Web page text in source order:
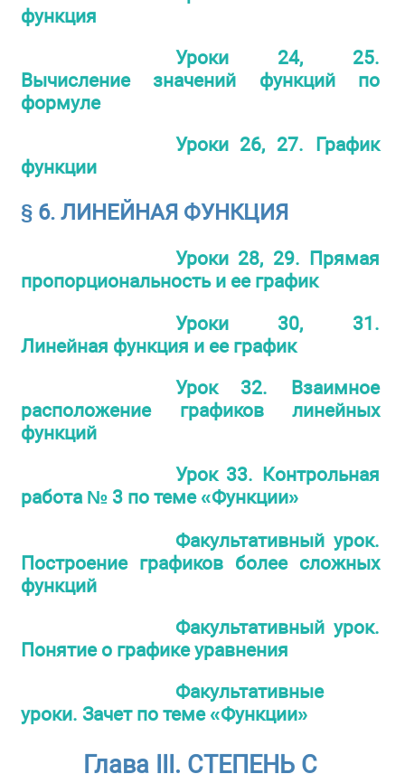
функция
Уроки 24, 25.
Вычисление значений функций по
формуле
Уроки 26, 27. График
функции
§ 6. ЛИНЕЙНАЯ ФУНКЦИЯ
Уроки 28, 29. Прямая
пропорциональность и ее график
Уроки 30, 31.
Линейная функция и ее график
Урок 32. Взаимное
расположение графиков линейных
функций
Урок 33. Контрольная
работа № 3 по теме «Функции»
Факультативный урок.
Построение графиков более сложных
функций
Факультативный урок.
Понятие о графике уравнения
Факультативные
уроки. Зачет по теме «Функции»
Глава III. СТЕПЕНЬ С